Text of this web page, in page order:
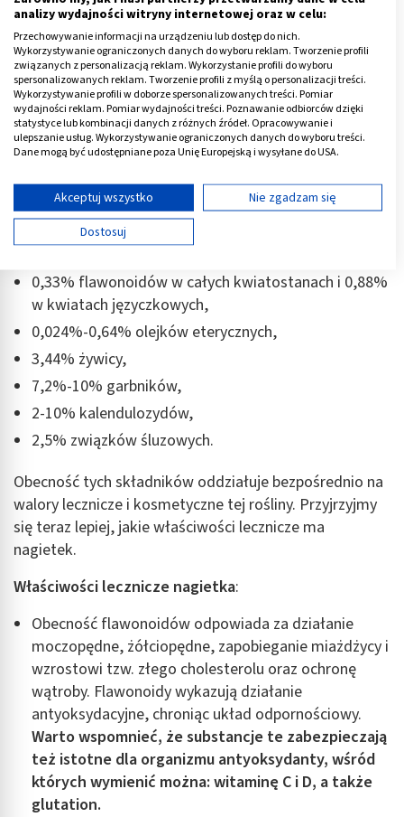
zwalczania bólów żołądka. W jej rękopisach znaleźć
można takie sformułowanie na temat tej rośliny:
„nagietek truciznę rozpędzi i oczyści wnętrzności”.
Ich obserwacje bliskie są tym współczesnym.Nagietek
lekarski charakteryzuje się bardzo bogatym składem.
Trzema dominującymi składnikami tego surowca są:
Nurzyńska-Wierdak i Pacek opisali również zawartość
procentową kwiatów nagietka, które zawierają:
0,33% flawonoidów w całych kwiatostanach i 0,88%
w kwiatach języczkowych,
0,024%-0,64% olejków eterycznych,
3,44% żywicy,
7,2%-10% garbników,
2-10% kalendulozydów,
2,5% związków śluzowych.
Obecność tych składników oddziałuje bezpośrednio na
walory lecznicze i kosmetyczne tej rośliny. Przyjrzyjmy
się teraz lepiej, jakie właściwości lecznicze ma
nagietek.
Właściwości lecznicze nagietka:
Obecność flawonoidów odpowiada za działanie
moczopędne, żółciopędne, zapobieganie miażdżycy i
wzrostowi tzw. złego cholesterolu oraz ochronę
wątroby. Flawonoidy wykazują działanie
antyoksydacyjne, chroniąc układ odpornościowy.
Warto wspomnieć, że substancje te zabezpieczają
też istotne dla organizmu antyoksydanty, wśród
których wymienić można: witaminę C i D, a także
glutation.
analizy wydajności witryny internetowej oraz w celu:
Przechowywanie informacji na urządzeniu lub dostęp do nich.
Wykorzystywanie ograniczonych danych do wyboru reklam. Tworzenie profili
związanych z personalizacją reklam. Wykorzystanie profili do wyboru
spersonalizowanych reklam. Tworzenie profili z myślą o personalizacji treści.
Wykorzystywanie profili w doborze spersonalizowanych treści. Pomiar
wydajności reklam. Pomiar wydajności treści. Poznawanie odbiorców dzięki
statystyce lub kombinacji danych z różnych źródeł. Opracowywanie i
ulepszanie usług. Wykorzystywanie ograniczonych danych do wyboru treści.
Dane mogą być udostępniane poza Unię Europejską i wysyłane do USA.
Wyświetl listę partnerów (11 dostawców IAB)
Używamy Twoich danych w następujących celach:
Cele przetwarzania IAB:
dostęp do nich
Wykorzystywanie ograniczonych danych do
wyboru reklam
Tworzenie profili w celu spersonalizowanych
reklam
Wykorzystanie profili do wyboru
spersonalizowanych reklam
Tworzenie profili w celu personalizacji treści
Wykorzystywanie profili w celu doboru
spersonalizowanych treści
Rozumienie odbiorców dzięki statystyce lub
kombinacji danych z różnych źródeł
Rozwój i ulepszanie usług
Wykorzystywanie ograniczonych danych do
wyboru treści
Funkcje specjalne IAB:
Użycie dokładnych danych geolokalizacyjnych
Akceptuj wszystko
Nie zgadzam się
Dostosuj